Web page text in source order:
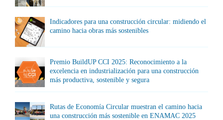
Indicadores para una construcción circular: midiendo el
camino hacia obras más sostenibles
Premio BuildUP CCI 2025: Reconocimiento a la
excelencia en industrialización para una construcción
más productiva, sostenible y segura
Rutas de Economía Circular muestran el camino hacia
una construcción más sostenible en ENAMAC 2025